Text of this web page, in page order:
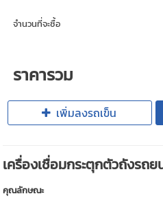
จำนวนที่จะซื้อ
ราคารวม
เพิ่มลงรถเข็น
เครื่องเชื่อมกระตุกตัวถังรถ
คุณลักษณะ